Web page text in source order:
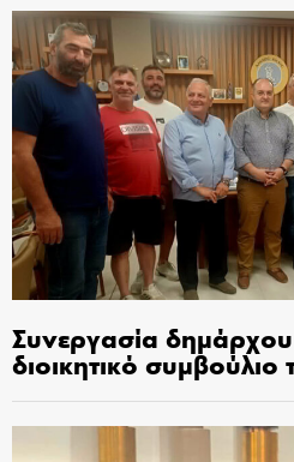
Συνεργασία δημάρχου
διοικητικό συμβούλιο